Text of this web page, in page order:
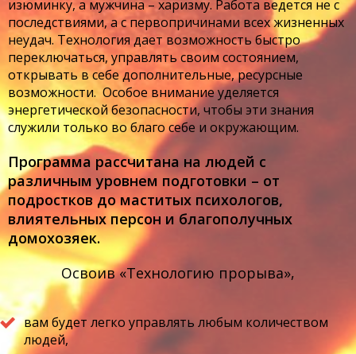
изюминку, а мужчина – харизму. Работа ведется не с
последствиями, а с первопричинами всех жизненных
неудач. Технология дает возможность быстро
переключаться, управлять своим состоянием,
открывать в себе дополнительные, ресурсные
возможности. Особое внимание уделяется
энергетической безопасности, чтобы эти знания
служили только во благо себе и окружающим.
Программа рассчитана на людей с
различным уровнем подготовки – от
подростков до маститых психологов,
влиятельных персон и благополучных
домохозяек.
Освоив «Технологию прорыва»,
вам будет легко управлять любым количеством
людей,